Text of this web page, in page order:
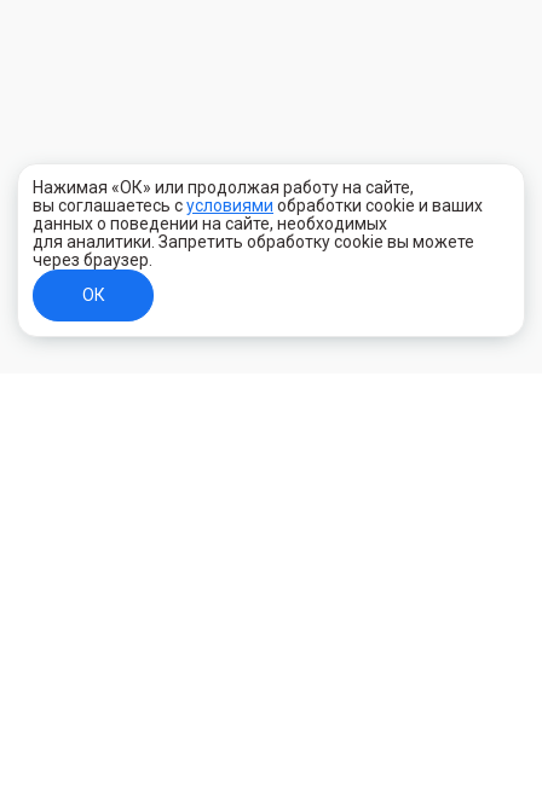
Нажимая «ОК» или продолжая работу на сайте,
вы соглашаетесь сусловиями обработки cookie и ваших
данных о поведении на сайте, необходимых
для аналитики. Запретить обработку cookie вы можете
через браузер.
ОК